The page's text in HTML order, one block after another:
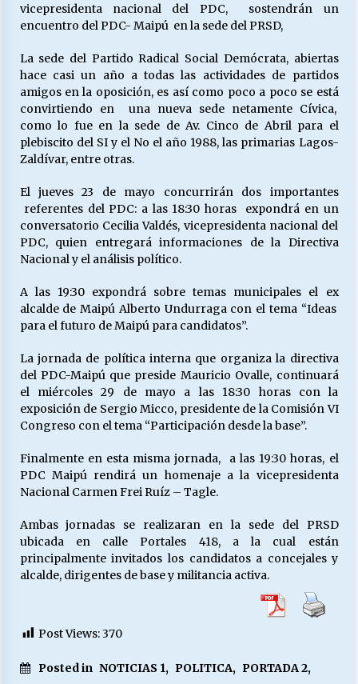
Releyendo la Rerum Novarum a 135 años. “La
cuestión social hoy”.
S.O.S. a los ricos, Save Our Souls (Salvar
30/04/2026
¿Asesores con doble sueldo?
Chile y sus segmentos de la riqueza
06/04/2026
vicepresidenta nacional del PDC, sostendrán un
encuentro del PDC- Maipú en la sede del PRSD,
La sede del Partido Radical Social Demócrata, abiertas
hace casi un año a todas las actividades de partidos
amigos en la oposición, es así como poco a poco se está
convirtiendo en una nueva sede netamente Cívica,
como lo fue en la sede de Av. Cinco de Abril para el
plebiscito del SI y el No el año 1988, las primarias Lagos-
Zaldívar, entre otras.
El jueves 23 de mayo concurrirán dos importantes
referentes del PDC: a las 18:30 horas expondrá en un
conversatorio Cecilia Valdés, vicepresidenta nacional del
PDC, quien entregará informaciones de la Directiva
Nacional y el análisis político.
A las 19:30 expondrá sobre temas municipales el ex
alcalde de Maipú Alberto Undurraga con el tema “Ideas
para el futuro de Maipú para candidatos”.
La jornada de política interna que organiza la directiva
del PDC-Maipú que preside Mauricio Ovalle, continuará
el miércoles 29 de mayo a las 18:30 horas con la
exposición de Sergio Micco, presidente de la Comisión VI
Congreso con el tema “Participación desde la base”.
Finalmente en esta misma jornada, a las 19:30 horas, el
PDC Maipú rendirá un homenaje a la vicepresidenta
Nacional Carmen Frei Ruíz – Tagle.
Ambas jornadas se realizaran en la sede del PRSD
ubicada en calle Portales 418, a la cual están
principalmente invitados los candidatos a concejales y
alcalde, dirigentes de base y militancia activa.
Post Views:370
Posted in NOTICIAS 1, POLITICA, PORTADA 2,